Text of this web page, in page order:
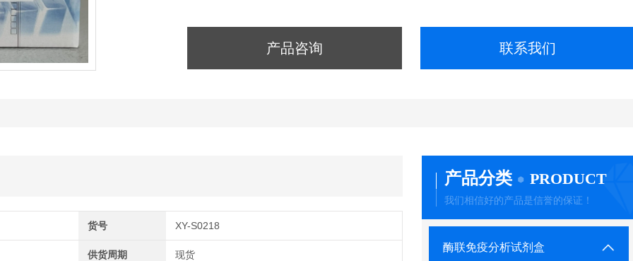
产品咨询 联系我们
货号 XY-S0218
供货周期 现货
产品分类 PRODUCT
我们相信好的产品是信誉的保证！
酶联免疫分析试剂盒